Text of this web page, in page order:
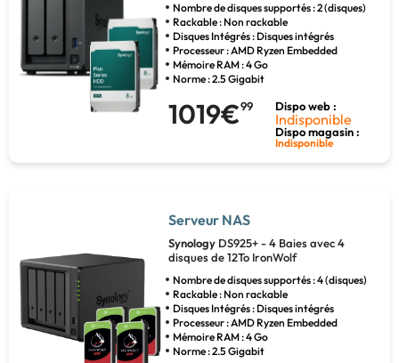
Nombre de disques supportés : 2 (disques)
Rackable : Non rackable
Disques Intégrés : Disques intégrés
Processeur : AMD Ryzen Embedded
Mémoire RAM : 4 Go
Norme : 2.5 Gigabit
1019€99 Dispo web :
Indisponible
Dispo magasin :
Indisponible
Serveur NAS
Synology DS925+ - 4 Baies avec 4
disques de 12To IronWolf
Nombre de disques supportés : 4 (disques)
Rackable : Non rackable
Disques Intégrés : Disques intégrés
Processeur : AMD Ryzen Embedded
Mémoire RAM : 4 Go
Norme : 2.5 Gigabit